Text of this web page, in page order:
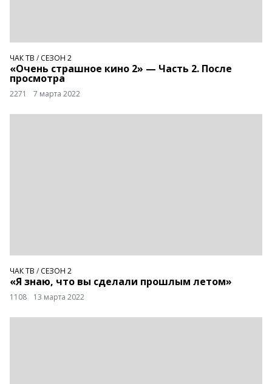
ЧАК ТВ / СЕЗОН 2
«Очень страшное кино 2» — Часть 2. После
просмотра
2271 7 марта 2022
ЧАК ТВ / СЕЗОН 2
«Я знаю, что вы сделали прошлым летом»
1108 13 марта 2022